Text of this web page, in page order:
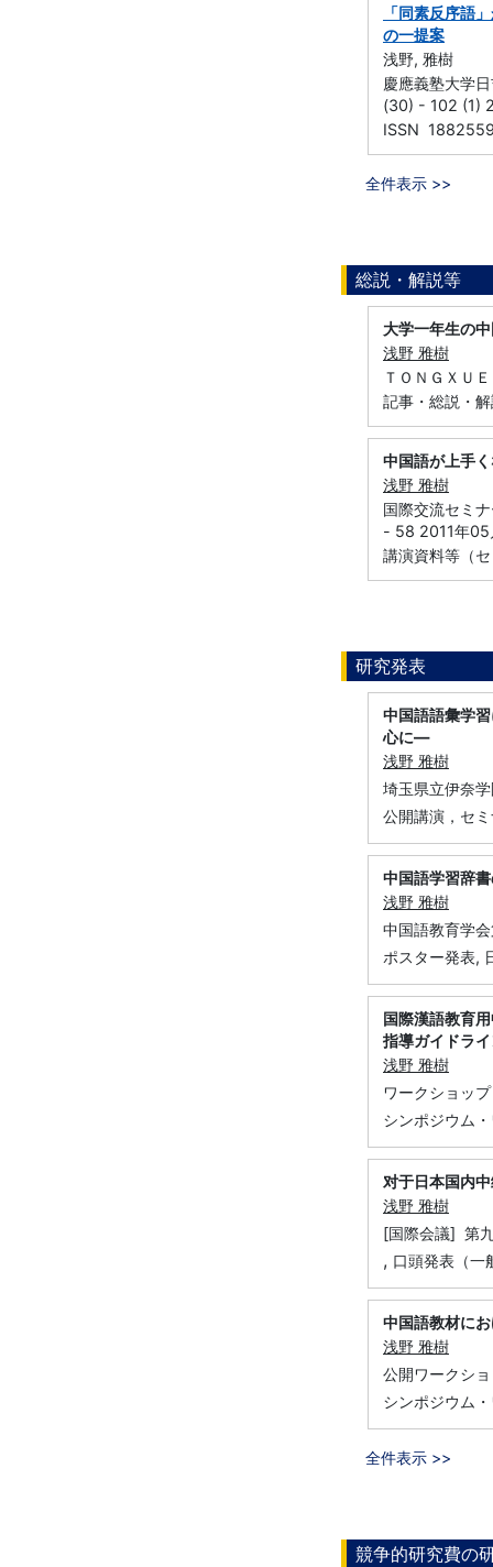
「同素反序語
の一提案
浅野, 雅樹
慶應義塾大学
(30) - 102 (1)
ISSN
全件表示 >>
総説・解説等
大学一年生の
浅野 雅樹
ＴＯＮＧＸＵ
記事・総説・
中国語が上手
浅野 雅樹
国際交流セミ
- 58 2011年05
講演資料等（
研究発表
中国語語彙学
心に―
浅野 雅樹
埼玉県立伊奈
公開講演，セ
中国語学習辞
浅野 雅樹
中国語教育学
ポスター発表,
国際漢語教
指導ガイドラ
浅野 雅樹
ワークショッ
シンポジウム
对于日本国内
浅野 雅樹
[国際会議] 第
, 口頭発表（一
中国語教材に
浅野 雅樹
公開ワークシ
シンポジウム
全件表示 >>
競争的研究費の